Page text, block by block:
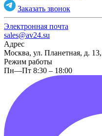
Заказать звонок
Электронная почта
sales@av24.su
Адрес
Москва, ул. Планетная, д.
Режим работы
Пн—Пт 8:30 – 18:00